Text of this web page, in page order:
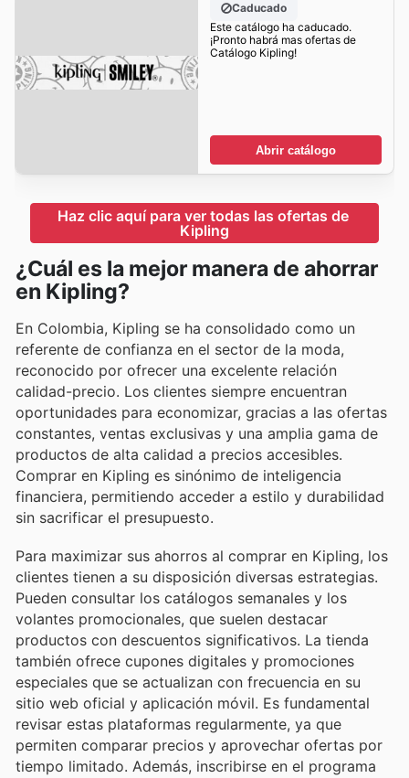
Caducado
Este catálogo ha caducado.
¡Pronto habrá mas ofertas de
Catálogo Kipling!
Abrir catálogo
Haz clic aquí para ver todas las ofertas de
Kipling
¿Cuál es la mejor manera de ahorrar
en Kipling?
En Colombia, Kipling se ha consolidado como un
referente de confianza en el sector de la moda,
reconocido por ofrecer una excelente relación
calidad-precio. Los clientes siempre encuentran
oportunidades para economizar, gracias a las ofertas
constantes, ventas exclusivas y una amplia gama de
productos de alta calidad a precios accesibles.
Comprar en Kipling es sinónimo de inteligencia
financiera, permitiendo acceder a estilo y durabilidad
sin sacrificar el presupuesto.
Para maximizar sus ahorros al comprar en Kipling, los
clientes tienen a su disposición diversas estrategias.
Pueden consultar los catálogos semanales y los
volantes promocionales, que suelen destacar
productos con descuentos significativos. La tienda
también ofrece cupones digitales y promociones
especiales que se actualizan con frecuencia en su
sitio web oficial y aplicación móvil. Es fundamental
revisar estas plataformas regularmente, ya que
permiten comparar precios y aprovechar ofertas por
tiempo limitado. Además, inscribirse en el programa